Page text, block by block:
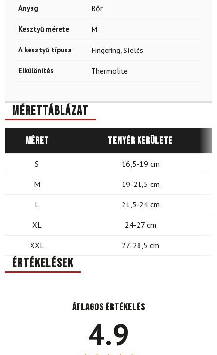
Anyag Bőr
Kesztyű mérete M
A kesztyű típusa Fingering Síelés
Elkülönítés Thermolite
Mérettáblázat
Méret Tenyér kerülete
S 16,5-19 cm
M 19-21,5 cm
L 21,5-24 cm
XL 24-27 cm
XXL 27-28,5 cm
Értékelések
Átlagos értékelés
4.9